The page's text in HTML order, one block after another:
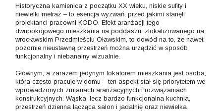
Historyczna kamienica z początku XX wieku, niskie sufity i
niewielki metraż – to esencja wyzwań, przed jakimi stanęli
projektanci pracowni KODO. Efekt aranżacji tego
dwupokojowego mieszkania na poddaszu, zlokalizowanego na
wrocławskim Przedmieściu Oławskim, to dowód na to, że nawet
pozornie nieustawną przestrzeń można urządzić w sposób
funkcjonalny i niebanalny wizualnie.
Głównym, a zarazem jedynym lokatorem mieszkania jest osoba,
która często pracuje w domu – ten aspekt stał się priorytetem we
wprowadzonych zmianach aranżacyjnych i rozwiązaniach
konstrukcyjnych. Wąska, lecz bardzo funkcjonalna kuchnia,
przestrzeń dzienna łącząca salon i jadalnię oraz niewielka